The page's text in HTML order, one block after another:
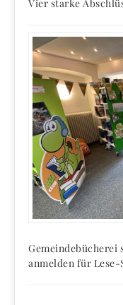
Vier starke
anmelden für